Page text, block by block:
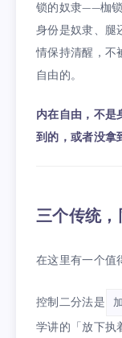
锁的奴隶——枷
身份是奴隶、腿
情保持清醒，不
自由的。
内在自由，不是
到的，或者没拿
三个传统
在这里有一个值
控制二分法是
学讲的「放下执